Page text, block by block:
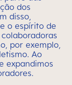
dos
disso,
o espírito de
por exemplo,
Ao
expandimos